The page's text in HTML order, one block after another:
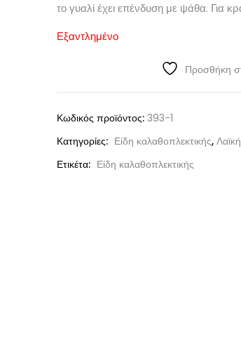
το γυαλί έχει επένδυση με ψάθα. Για
Εξαντλημένο
Προσθήκη
Κωδικός προϊόντος: 393-1
Κατηγορίες: Είδη καλαθοπλεκτικής,
Ετικέτα: Είδη καλαθοπλεκτικής